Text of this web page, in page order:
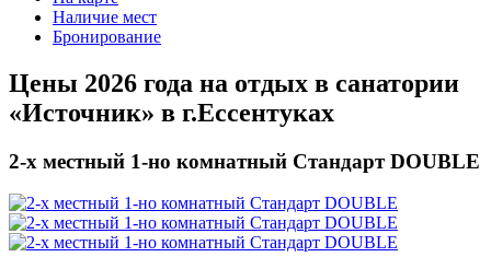
Наличие мест
Бронирование
Цены 2026 года на отдых в санатории
«Источник» в г.Ессентуках
2-х местный 1-но комнатный Стандарт DOUBLE